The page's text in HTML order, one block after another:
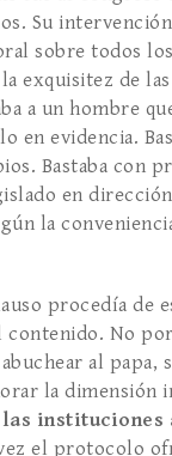
Su
sobre todos
exquisitez de
a un hombre
en evidencia.
Bastaba con
en
la
procedía de
contenido. No
al papa,
la dimensión
instituciones
el protocolo